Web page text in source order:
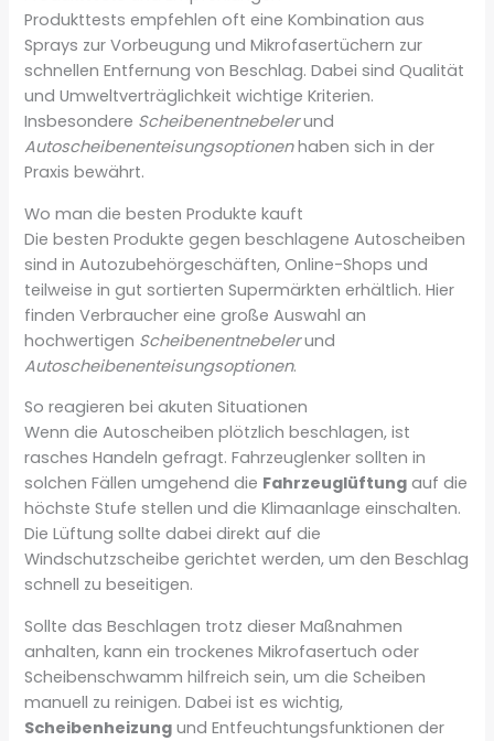
Produkttests empfehlen oft eine Kombination aus
Sprays zur Vorbeugung und Mikrofasertüchern zur
schnellen Entfernung von Beschlag. Dabei sind Qualität
und Umweltverträglichkeit wichtige Kriterien.
Insbesondere Scheibenentnebelerund
Autoscheibenenteisungsoptionenhaben sich in der
Praxis bewährt.
Wo man die besten Produkte kauft
Die besten Produkte gegen beschlagene Autoscheiben
sind in Autozubehörgeschäften, Online-Shops und
teilweise in gut sortierten Supermärkten erhältlich. Hier
finden Verbraucher eine große Auswahl an
hochwertigen Scheibenentnebelerund
Autoscheibenenteisungsoptionen.
So reagieren bei akuten Situationen
Wenn die Autoscheiben plötzlich beschlagen, ist
rasches Handeln gefragt. Fahrzeuglenker sollten in
solchen Fällen umgehend die Fahrzeuglüftung auf die
höchste Stufe stellen und die Klimaanlage einschalten.
Die Lüftung sollte dabei direkt auf die
Windschutzscheibe gerichtet werden, um den Beschlag
schnell zu beseitigen.
Sollte das Beschlagen trotz dieser Maßnahmen
anhalten, kann ein trockenes Mikrofasertuch oder
Scheibenschwamm hilfreich sein, um die Scheiben
manuell zu reinigen. Dabei ist es wichtig,
Scheibenheizung und Entfeuchtungsfunktionen der